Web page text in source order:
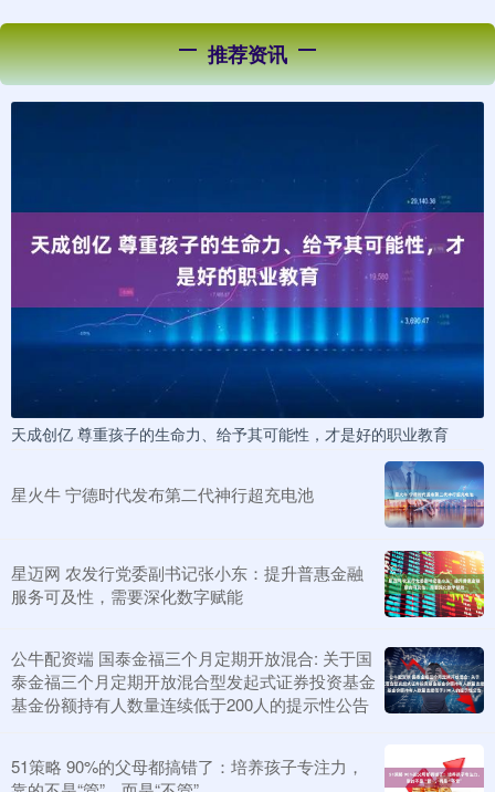
推荐资讯
天成创亿 尊重孩子的生命力、给予其可能性，才是好的职业教育
星火牛 宁德时代发布第二代神行超充电池
星迈网 农发行党委副书记张小东：提升普惠金融
服务可及性，需要深化数字赋能
公牛配资端 国泰金福三个月定期开放混合: 关于国
泰金福三个月定期开放混合型发起式证券投资基金
基金份额持有人数量连续低于200人的提示性公告
51策略 90%的父母都搞错了：培养孩子专注力，